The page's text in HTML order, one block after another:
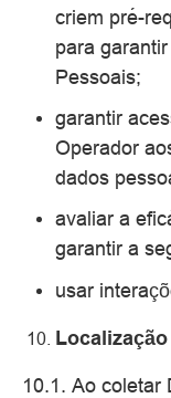
criem pré-
para
Pessoais;
garantir
Operador
dados
avaliar a
garantir a
usar
10.1. Ao coletar